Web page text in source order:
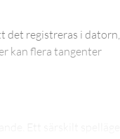
det registreras i datorn,
kan flera tangenter
Ett särskilt spelläge